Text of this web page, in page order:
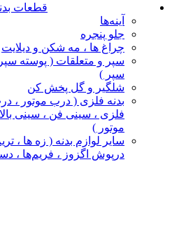
قطعات
آینه‌ها
جلو پنجره
چراغ‌ ها ، مه‌ شکن و دیلایت
سپر و متعلقات ( پوسته سپر
سپر )
شلگیر و گل‌ پخش‌ کن
بدنه فلزی ( درب موتور ،
فلزی ، سینی فن ، سینی
موتور )
سایر لوازم بدنه ( زه ها ،
درپوش اگزوز ، فریم‌ها ،